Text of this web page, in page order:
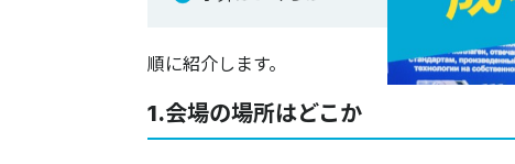
順に紹介します。
1.会場の場所はどこか